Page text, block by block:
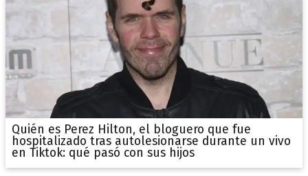
Quién es Perez Hilton, el bloguero que fue
hospitalizado tras autolesionarse durante un vivo
en Tiktok: qué pasó con sus hijos